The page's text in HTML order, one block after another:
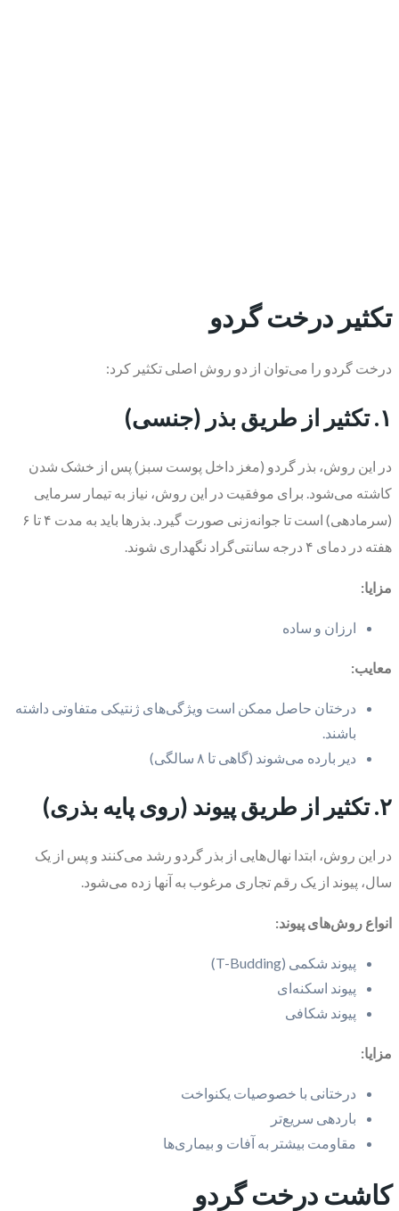
تکثیر درخت گردو
درخت گردو را می‌توان از دو روش اصلی تکثیر کرد:
۱. تکثیر از طریق بذر (جنسی)
در این روش، بذر گردو (مغز داخل پوست سبز) پس از خشک شدن
کاشته می‌شود. برای موفقیت در این روش، نیاز به تیمار سرمایی
(سرمادهی) است تا جوانه‌زنی صورت گیرد. بذرها باید به مدت ۴ تا ۶
هفته در دمای ۴ درجه سانتی‌گراد نگهداری شوند.
مزایا:
ارزان و ساده
معایب:
درختان حاصل ممکن است ویژگی‌های ژنتیکی متفاوتی داشته
باشند.
دیر بارده می‌شوند (گاهی تا ۸ سالگی)
۲. تکثیر از طریق پیوند (روی پایه بذری)
در این روش، ابتدا نهال‌هایی از بذر گردو رشد می‌کنند و پس از یک
سال، پیوند از یک رقم تجاری مرغوب به آنها زده می‌شود.
انواع روش‌های پیوند:
پیوند شکمی (T-Budding)
پیوند اسکنه‌ای
پیوند شکافی
مزایا:
درختانی با خصوصیات یکنواخت
باردهی سریع‌تر
مقاومت بیشتر به آفات و بیماری‌ها
کاشت درخت گردو